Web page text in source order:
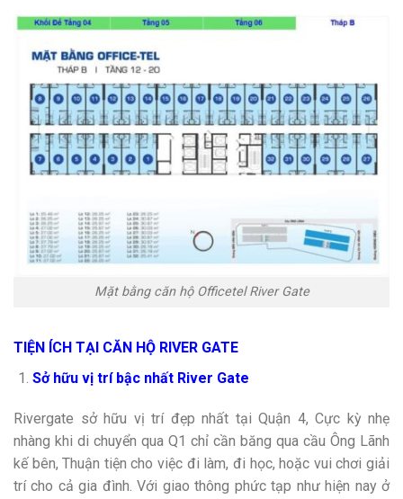
Mặt bằng căn hộ Officetel River Gate
TIỆN ÍCH TẠI CĂN HỘ RIVER GATE
Sở hữu vị trí bậc nhất River Gate
Rivergate sở hữu vị trí đẹp nhất tại Quận 4, Cực kỳ nhẹ
nhàng khi di chuyển qua Q1 chỉ cần băng qua cầu Ông Lãnh
kế bên, Thuận tiện cho việc đi làm, đi học, hoặc vui chơi giải
trí cho cả gia đình. Với giao thông phức tạp như hiện nay ở